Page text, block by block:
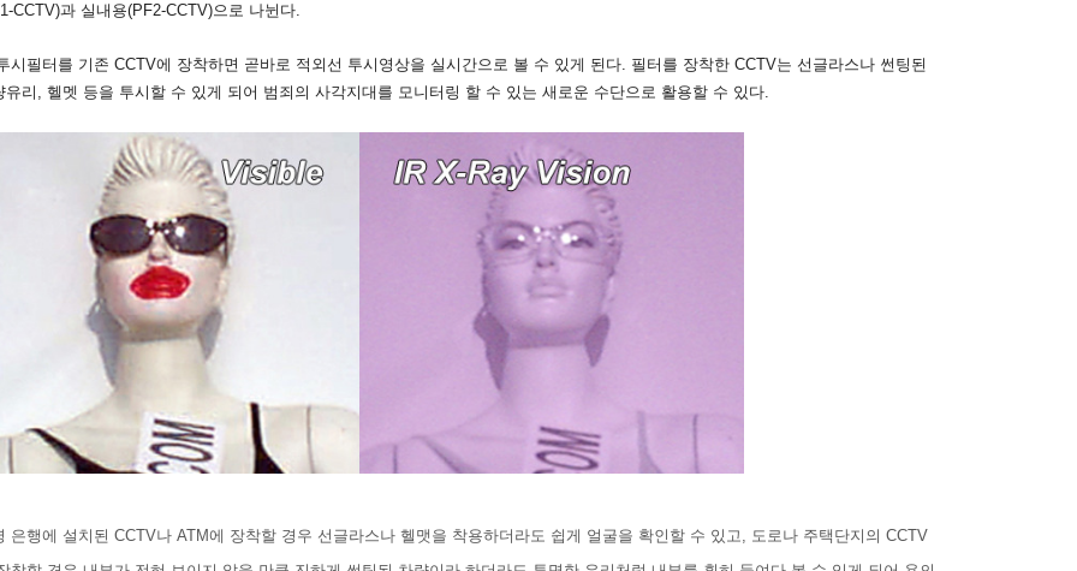
CCTV)과 실내용(PF2-CCTV)으로 나뉜다.
시필터를 기존 CCTV에 장착하면 곧바로 적외선 투시영상을 실시간으로 볼 수 있게 된다. 필터를 장착한 CCTV는 선글라스나 썬팅된
유리, 헬멧 등을 투시할 수 있게 되어 범죄의 사각지대를 모니터링 할 수 있는 새로운 수단으로 활용할 수 있다.
은행에 설치된 CCTV나 ATM에 장착할 경우 선글라스나 헬맷을 착용하더라도 쉽게 얼굴을 확인할 수 있고, 도로나 주택단지의 CCTV